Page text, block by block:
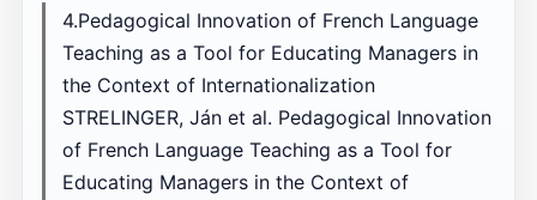
4.Pedagogical Innovation of French Language
Teaching as a Tool for Educating Managers in
the Context of Internationalization
STRELINGER, Ján et al. Pedagogical Innovation
of French Language Teaching as a Tool for
Educating Managers in the Context of